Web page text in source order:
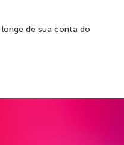
de sua conta do